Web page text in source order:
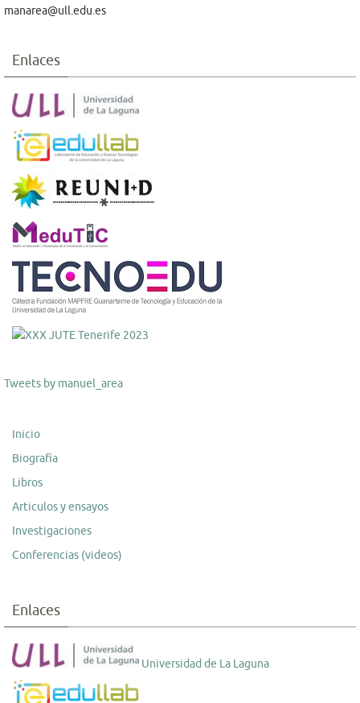
manarea@ull.edu.es
Enlaces
Tweets by manuel_area
Inicio
Biografía
Libros
Articulos y ensayos
Investigaciones
Conferencias (videos)
Enlaces
Universidad de La Laguna